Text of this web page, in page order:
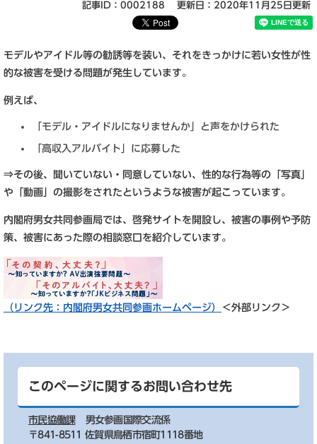
記事ID：0002188 更新日：2020年11月25日更新
モデルやアイドル等の勧誘等を装い、それをきっかけに若い女性が性
的な被害を受ける問題が発生しています。
例えば、
「モデル・アイドルになりませんか」と声をかけられた
「高収入アルバイト」に応募した
⇒その後、聞いていない・同意していない、性的な行為等の「写真」
や「動画」の撮影をされたというような被害が起こっています。
内閣府男女共同参画局では、啓発サイトを開設し、被害の事例や予防
策、被害にあった際の相談窓口を紹介しています。
（リンク先：内閣府男女共同参画ホームページ） ＜外部リンク＞
このページに関するお問い合わせ先
市民協働課
男女参画国際交流係
〒841-8511 佐賀県鳥栖市宿町1118番地